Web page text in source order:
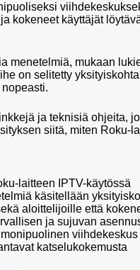
kokeneet käyttäjät
menetelmiä, mukaan
on selitetty
ja teknisiä ohjeita,
siitä, miten Roku-
laitteen IPTV-käytössä
käsitellään
aloittelijoille että
ja sujuvan
viihdekeskus
katselukokemusta